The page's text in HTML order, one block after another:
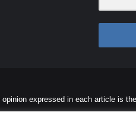
expressed in each article is